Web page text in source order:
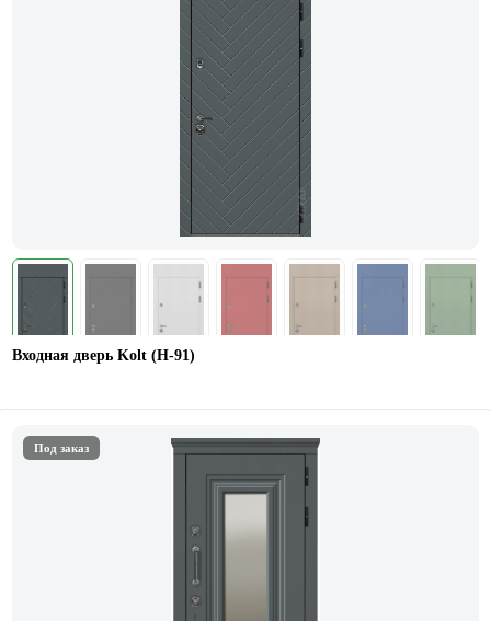
Входная дверь Kolt (Н-91)
Под заказ